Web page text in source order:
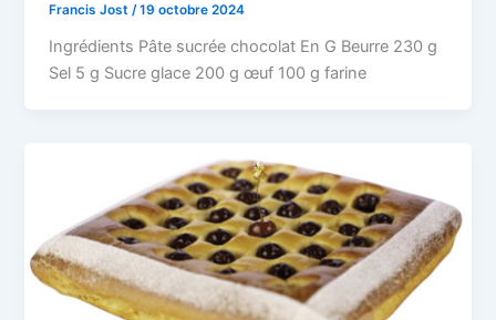
Francis Jost /19 octobre 2024
Ingrédients Pâte sucrée chocolat En G Beurre 230 g
Sel 5 g Sucre glace 200 g œuf 100 g farine